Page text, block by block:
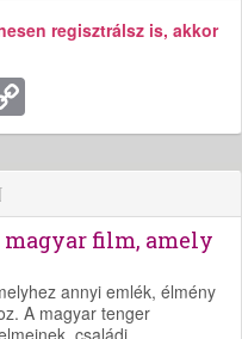
regisztrálsz is, akkor
magyar film, amely
annyi emlék, élmény
A magyar tenger
családi